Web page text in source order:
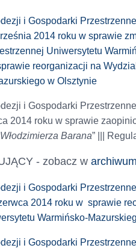
i Gospodarki
2014 roku w sprawie
Uniwersytetu
reorganizacji na
w Olsztynie
i Gospodarki
2014 roku w sprawie
Barana” |||
- zobacz warchiwum
i Gospodarki
2014 roku w sprawie
Warmińsko-
i Gospodarki